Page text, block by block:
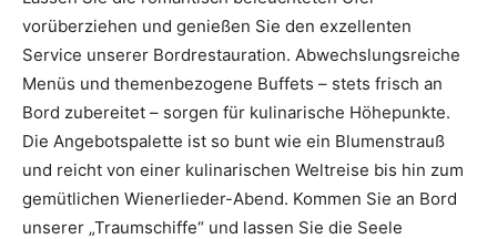
vorüberziehen und genießen Sie den exzellenten
Service unserer Bordrestauration. Abwechslungsreiche
Menüs und themenbezogene Buffets – stets frisch an
Bord zubereitet – sorgen für kulinarische Höhepunkte.
Die Angebotspalette ist so bunt wie ein Blumenstrauß
und reicht von einer kulinarischen Weltreise bis hin zum
gemütlichen Wienerlieder-Abend. Kommen Sie an Bord
unserer „Traumschiffe“ und lassen Sie die Seele